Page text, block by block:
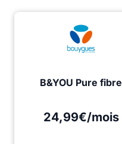
B&YOU Pure fibre
24,99€/mois